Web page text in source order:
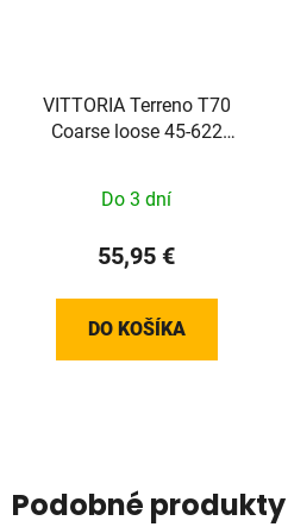
VITTORIA Terreno T70
Coarse loose 45-622
Do 3 dní
55,95 €
DO KOŠÍKA
Podobné produkty